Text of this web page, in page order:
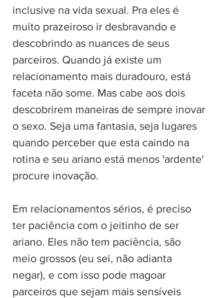
inclusive na vida sexual. Pra eles é
muito prazeiroso ir desbravando e
descobrindo as nuances de seus
parceiros. Quando já existe um
relacionamento mais duradouro, está
faceta não some. Mas cabe aos dois
descobrirem maneiras de sempre inovar
o sexo. Seja uma fantasia, seja lugares
quando perceber que esta caindo na
rotina e seu ariano está menos 'ardente'
procure inovação.
Em relacionamentos sérios, é preciso
ter paciência com o jeitinho de ser
ariano. Eles não tem paciência, são
meio grossos (eu sei, não adianta
negar), e com isso pode magoar
parceiros que sejam mais sensíveis